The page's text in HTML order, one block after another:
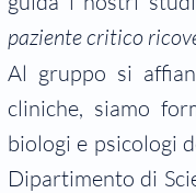
paziente critico
Al gruppo si
cliniche, siamo
biologi e psicologi
Dipartimento di